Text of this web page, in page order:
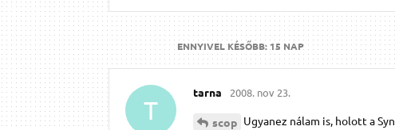
ENNYIVEL KÉSŐBB:15 NAP
T
tarna 2008. nov 23.
scop Ugyanez nálam is, holott a